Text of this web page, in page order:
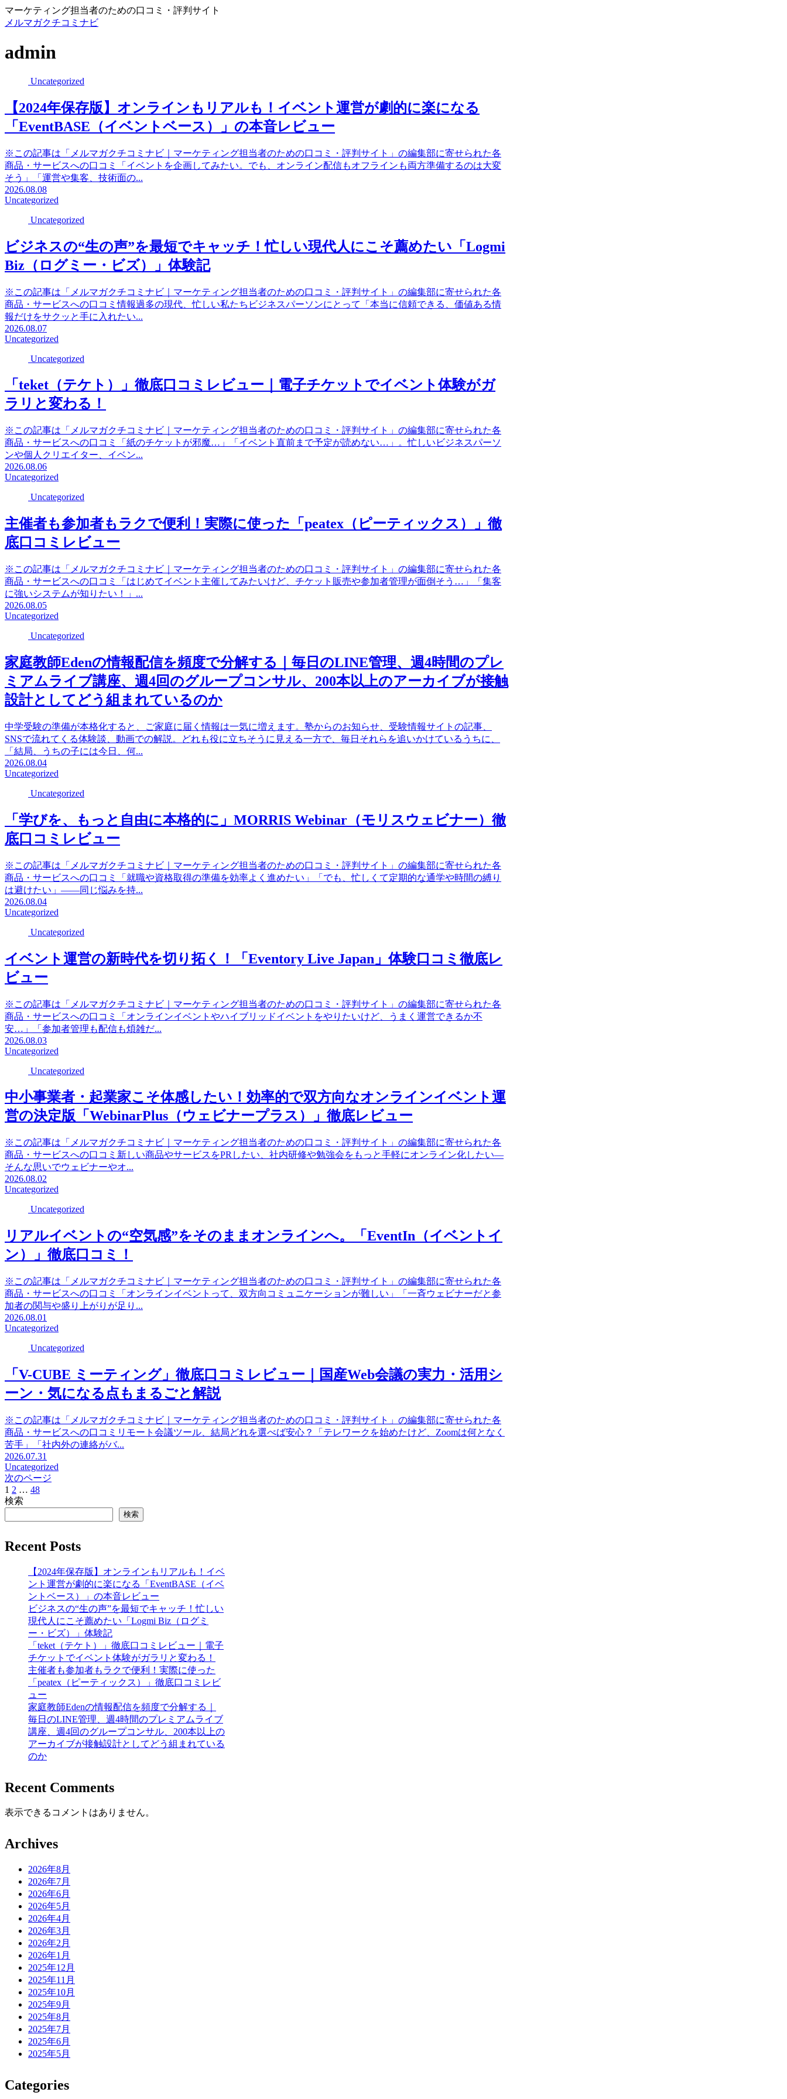
マーケティング担当者のための口コミ・評判サイト
メルマガクチコミナビ
admin
Uncategorized
【2024年保存版】オンラインもリアルも！イベント運営が劇的に楽になる
「EventBASE（イベントベース）」の本音レビュー
※この記事は「メルマガクチコミナビ｜マーケティング担当者のための口コミ・評判サイト」の編集部に寄せられた各
商品・サービスへの口コミ「イベントを企画してみたい。でも、オンライン配信もオフラインも両方準備するのは大変
そう」「運営や集客、技術面の...
2026.08.08
Uncategorized
Uncategorized
ビジネスの“生の声”を最短でキャッチ！忙しい現代人にこそ薦めたい「Logmi
Biz（ログミー・ビズ）」体験記
※この記事は「メルマガクチコミナビ｜マーケティング担当者のための口コミ・評判サイト」の編集部に寄せられた各
商品・サービスへの口コミ情報過多の現代、忙しい私たちビジネスパーソンにとって「本当に信頼できる、価値ある情
報だけをサクッと手に入れたい...
2026.08.07
Uncategorized
Uncategorized
「teket（テケト）」徹底口コミレビュー｜電子チケットでイベント体験がガ
ラリと変わる！
※この記事は「メルマガクチコミナビ｜マーケティング担当者のための口コミ・評判サイト」の編集部に寄せられた各
商品・サービスへの口コミ「紙のチケットが邪魔…」「イベント直前まで予定が読めない…」。忙しいビジネスパーソ
ンや個人クリエイター、イベン...
2026.08.06
Uncategorized
Uncategorized
主催者も参加者もラクで便利！実際に使った「peatex（ピーティックス）」徹
底口コミレビュー
※この記事は「メルマガクチコミナビ｜マーケティング担当者のための口コミ・評判サイト」の編集部に寄せられた各
商品・サービスへの口コミ「はじめてイベント主催してみたいけど、チケット販売や参加者管理が面倒そう…」「集客
に強いシステムが知りたい！」...
2026.08.05
Uncategorized
Uncategorized
家庭教師Edenの情報配信を頻度で分解する｜毎日のLINE管理、週4時間のプレ
ミアムライブ講座、週4回のグループコンサル、200本以上のアーカイブが接触
設計としてどう組まれているのか
中学受験の準備が本格化すると、ご家庭に届く情報は一気に増えます。塾からのお知らせ、受験情報サイトの記事、
SNSで流れてくる体験談、動画での解説。どれも役に立ちそうに見える一方で、毎日それらを追いかけているうちに、
「結局、うちの子には今日、何...
2026.08.04
Uncategorized
Uncategorized
「学びを、もっと自由に本格的に」MORRIS Webinar（モリスウェビナー）徹
底口コミレビュー
※この記事は「メルマガクチコミナビ｜マーケティング担当者のための口コミ・評判サイト」の編集部に寄せられた各
商品・サービスへの口コミ「就職や資格取得の準備を効率よく進めたい」「でも、忙しくて定期的な通学や時間の縛り
は避けたい」――同じ悩みを持...
2026.08.04
Uncategorized
Uncategorized
イベント運営の新時代を切り拓く！「Eventory Live Japan」体験口コミ徹底レ
ビュー
※この記事は「メルマガクチコミナビ｜マーケティング担当者のための口コミ・評判サイト」の編集部に寄せられた各
商品・サービスへの口コミ「オンラインイベントやハイブリッドイベントをやりたいけど、うまく運営できるか不
安…」「参加者管理も配信も煩雑だ...
2026.08.03
Uncategorized
Uncategorized
中小事業者・起業家こそ体感したい！効率的で双方向なオンラインイベント運
営の決定版「WebinarPlus（ウェビナープラス）」徹底レビュー
※この記事は「メルマガクチコミナビ｜マーケティング担当者のための口コミ・評判サイト」の編集部に寄せられた各
商品・サービスへの口コミ新しい商品やサービスをPRしたい、社内研修や勉強会をもっと手軽にオンライン化したい—
そんな思いでウェビナーやオ...
2026.08.02
Uncategorized
Uncategorized
リアルイベントの“空気感”をそのままオンラインへ。「EventIn（イベントイ
ン）」徹底口コミ！
※この記事は「メルマガクチコミナビ｜マーケティング担当者のための口コミ・評判サイト」の編集部に寄せられた各
商品・サービスへの口コミ「オンラインイベントって、双方向コミュニケーションが難しい」「一斉ウェビナーだと参
加者の関与や盛り上がりが足り...
2026.08.01
Uncategorized
Uncategorized
「V-CUBE ミーティング」徹底口コミレビュー｜国産Web会議の実力・活用シ
ーン・気になる点もまるごと解説
※この記事は「メルマガクチコミナビ｜マーケティング担当者のための口コミ・評判サイト」の編集部に寄せられた各
商品・サービスへの口コミリモート会議ツール、結局どれを選べば安心？「テレワークを始めたけど、Zoomは何となく
苦手」「社内外の連絡がバ...
2026.07.31
Uncategorized
次のページ
1 2 … 48次
検索
検索
Recent Posts
【2024年保存版】オンラインもリアルも！イベ
ント運営が劇的に楽になる「EventBASE（イベ
ントベース）」の本音レビュー
ビジネスの“生の声”を最短でキャッチ！忙しい
現代人にこそ薦めたい「Logmi Biz（ログミ
ー・ビズ）」体験記
「teket（テケト）」徹底口コミレビュー｜電子
チケットでイベント体験がガラリと変わる！
主催者も参加者もラクで便利！実際に使った
「peatex（ピーティックス）」徹底口コミレビ
ュー
家庭教師Edenの情報配信を頻度で分解する｜
毎日のLINE管理、週4時間のプレミアムライブ
講座、週4回のグループコンサル、200本以上の
アーカイブが接触設計としてどう組まれている
のか
Recent Comments
表示できるコメントはありません。
Archives
2026年8月
2026年7月
2026年6月
2026年5月
2026年4月
2026年3月
2026年2月
2026年1月
2025年12月
2025年11月
2025年10月
2025年9月
2025年8月
2025年7月
2025年6月
2025年5月
Categories